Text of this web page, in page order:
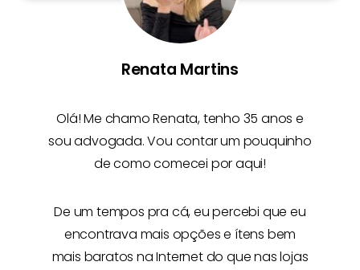
Renata Martins
Olá! Me chamoRenata, tenho 35 anos e
sou advogada. Vou contar um pouquinho
de como comecei por aqui!
De um tempos pra cá, eu percebi que eu
encontrava mais opções e ítens bem
mais baratos na Internetdo que nas lojas